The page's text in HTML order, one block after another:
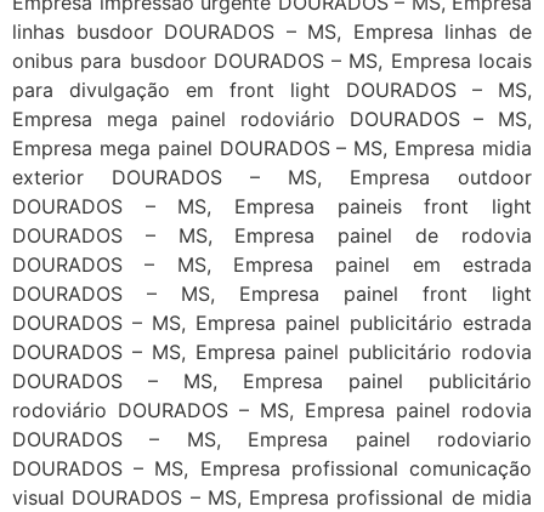
linhas busdoor DOURADOS – MS, Empresa linhas de
onibus para busdoor DOURADOS – MS, Empresa locais
para divulgação em front light DOURADOS – MS,
Empresa mega painel rodoviário DOURADOS – MS,
Empresa mega painel DOURADOS – MS, Empresa midia
exterior DOURADOS – MS, Empresa outdoor
DOURADOS – MS, Empresa paineis front light
DOURADOS – MS, Empresa painel de rodovia
DOURADOS – MS, Empresa painel em estrada
DOURADOS – MS, Empresa painel front light
DOURADOS – MS, Empresa painel publicitário estrada
DOURADOS – MS, Empresa painel publicitário rodovia
DOURADOS – MS, Empresa painel publicitário
rodoviário DOURADOS – MS, Empresa painel rodovia
DOURADOS – MS, Empresa painel rodoviario
DOURADOS – MS, Empresa profissional comunicação
visual DOURADOS – MS, Empresa profissional de midia